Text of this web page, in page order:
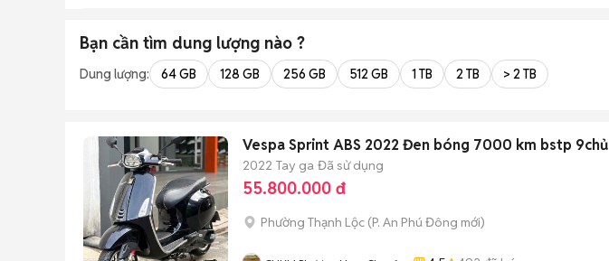
Bạn cần tìm dung lượng nào ?
Dung lượng: 64 GB 128 GB 256 GB 512 GB 1 TB 2 TB > 2 TB
Vespa Sprint ABS 2022 Đen bóng 7000 km bstp 9chủ
2022 Tay ga Đã sử dụng
55.800.000 đ
Phường Thạnh Lộc (P. An Phú Đông mới)